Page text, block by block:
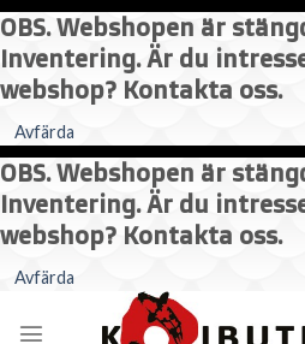
OBS. Webshopen är
Inventering. Är du
webshop? Kontakta oss.
Avfärda
OBS. Webshopen är
Inventering. Är du
webshop? Kontakta oss.
Avfärda
content